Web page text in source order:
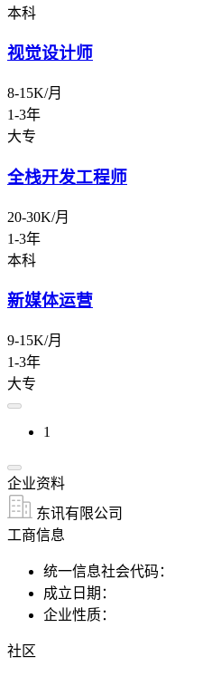
本科
视觉设计师
8-15K/月
1-3年
大专
全栈开发工程师
20-30K/月
1-3年
本科
新媒体运营
9-15K/月
1-3年
大专
1
企业资料
东讯有限公司
工商信息
统一信息社会代码：
成立日期：
企业性质：
社区